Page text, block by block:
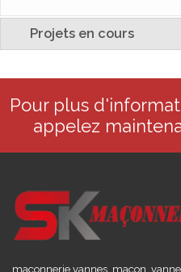
Projets en cours
Pour plus
appelez
maçonnerie vannes, maçon,